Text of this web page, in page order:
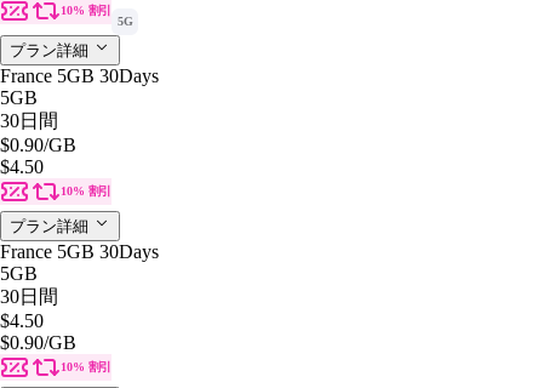
10% 割引
5G
プラン詳細
France 5GB 30Days
5GB
30日間
$0.90/GB
$4.50
10% 割引
プラン詳細
France 5GB 30Days
5GB
30日間
$4.50
$0.90/GB
10% 割引